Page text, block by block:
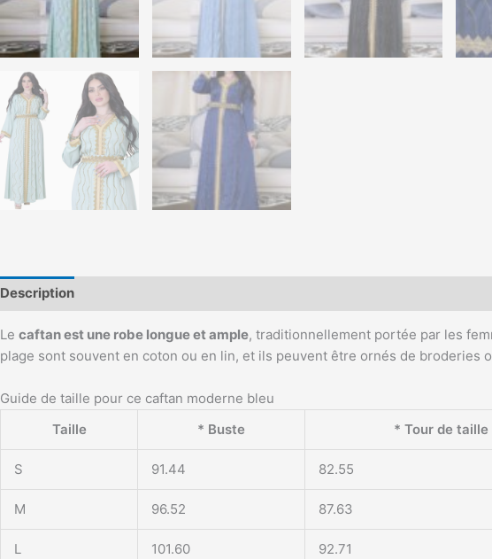
Description
Le caftan est une robe longue et ample, traditionnellement portée par les
plage sont souvent en coton ou en lin, et ils peuvent être ornés de broderies
Guide de taille pour ce caftan moderne bleu
Taille
* Buste * Tour de taille
S 91.44 82.55
M 96.52 87.63
L 101.60 92.71